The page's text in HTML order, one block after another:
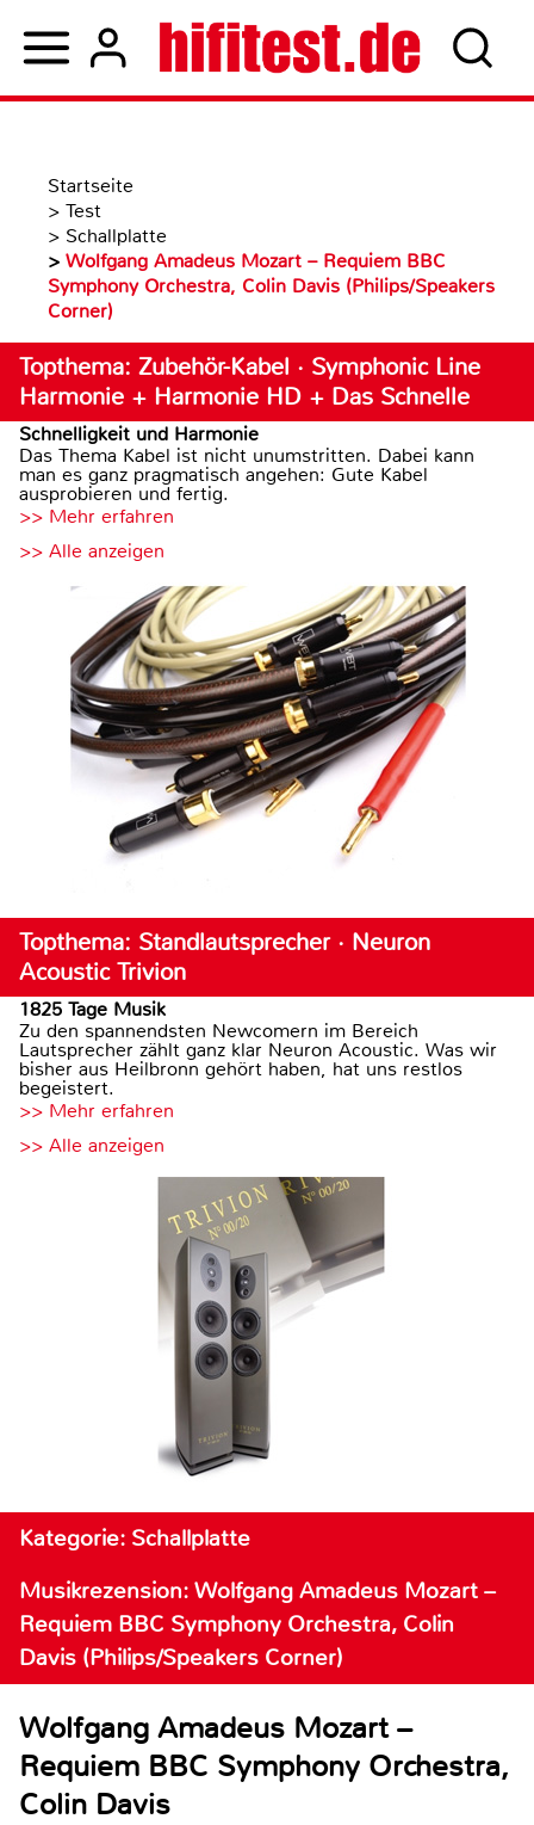
Startseite
> Test
> Schallplatte
> Wolfgang Amadeus Mozart – Requiem BBC
Symphony Orchestra, Colin Davis (Philips/Speakers
Corner)
Topthema: Zubehör-Kabel · Symphonic Line
Harmonie + Harmonie HD + Das Schnelle
Schnelligkeit und Harmonie
Das Thema Kabel ist nicht unumstritten. Dabei kann
man es ganz pragmatisch angehen: Gute Kabel
ausprobieren und fertig.
>> Mehr erfahren
>> Alle anzeigen
Topthema: Standlautsprecher · Neuron
Acoustic Trivion
1825 Tage Musik
Zu den spannendsten Newcomern im Bereich
Lautsprecher zählt ganz klar Neuron Acoustic. Was wir
bisher aus Heilbronn gehört haben, hat uns restlos
begeistert.
>> Mehr erfahren
>> Alle anzeigen
Kategorie: Schallplatte
Musikrezension: Wolfgang Amadeus Mozart –
Requiem BBC Symphony Orchestra, Colin
Davis (Philips/Speakers Corner)
Wolfgang Amadeus Mozart –
Requiem BBC Symphony Orchestra,
Colin Davis